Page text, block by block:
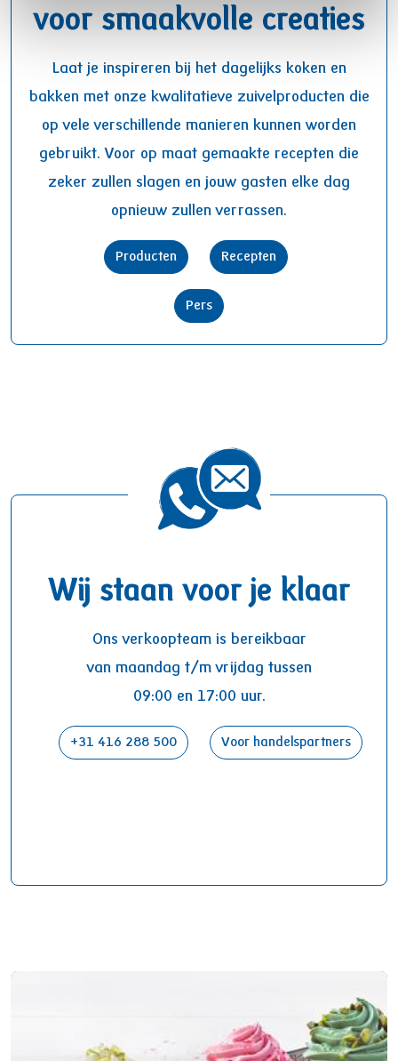
voor smaakvolle creaties
Laat je inspireren bij het dagelijks koken en
bakken met onze kwalitatieve zuivelproducten die
op vele verschillende manieren kunnen worden
gebruikt. Voor op maat gemaakte recepten die
zeker zullen slagen en jouw gasten elke dag
opnieuw zullen verrassen.
Producten Recepten
Pers
Wij staan voor je klaar
Ons verkoopteam is bereikbaar
van maandag t/m vrijdag tussen
09:00 en 17:00 uur.
+31 416 288 500 Voor handelspartners